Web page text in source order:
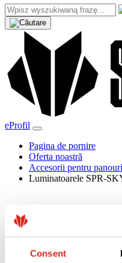
Consent
eProfil
Pagina de pornire
Oferta noastră
Accesorii pentru
Luminatoarele SPR-